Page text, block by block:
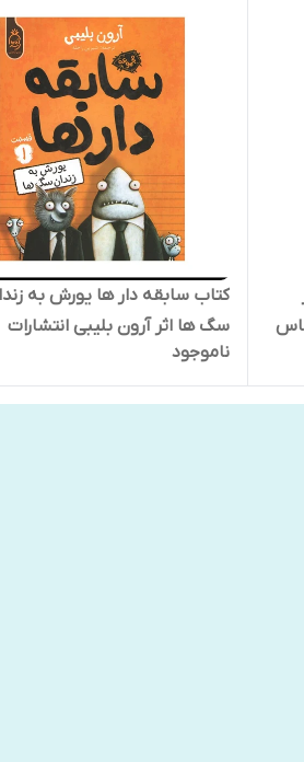
کتاب سابقه دار ها یورش به
سگ ها اثر آرون بلیبی انتشارات
آناناس جلد اول
ناموجود